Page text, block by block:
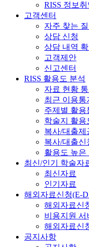
RISS 정보
고객센터
자주 찾는
상담 신청
상담 내역
고객제안
신고센터
RISS 활용도 분석
자료 현황 통
최근 이용통
주제별 활용
학술지 활용
복사/대출제
복사/대출신
활용도 높은
최신/인기 학술자
최신자료
인기자료
해외자료신청(E-
해외자료신
비용지원 서
해외자료신
공지사항